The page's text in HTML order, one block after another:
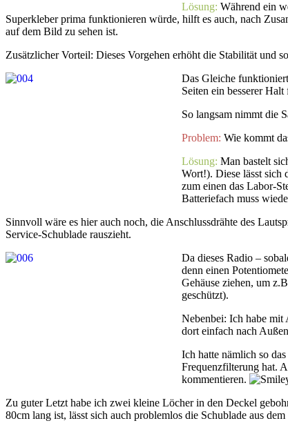
Lösung: Während ein
Superkleber prima funktionieren würde, hilft es auch, nach
auf dem Bild zu sehen ist.
Zusätzlicher Vorteil: Dieses Vorgehen erhöht die Stabilität und
Das Gleiche
Seiten ein besserer
So langsam nimmt die
Problem: Wie kommt
Lösung: Man bastelt
Wort!). Diese lässt sich
zum einen das Labor-
Batteriefach muss
Sinnvoll wäre es hier auch noch, die Anschlussdrähte des
Service-Schublade rauszieht.
Da dieses Radio –
denn einen
Gehäuse ziehen, um
geschützt).
Nebenbei: Ich habe mit
dort einfach nach
Ich hatte nämlich so
Frequenzfilterung hat.
kommentieren.
Zu guter Letzt habe ich zwei kleine Löcher in den Deckel
80cm lang ist, lässt sich auch problemlos die Schublade aus